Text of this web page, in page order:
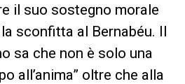
il suo sostegno morale
sconfitta al Bernabéu. Il
sa che non è solo una
all’anima” oltre che alla